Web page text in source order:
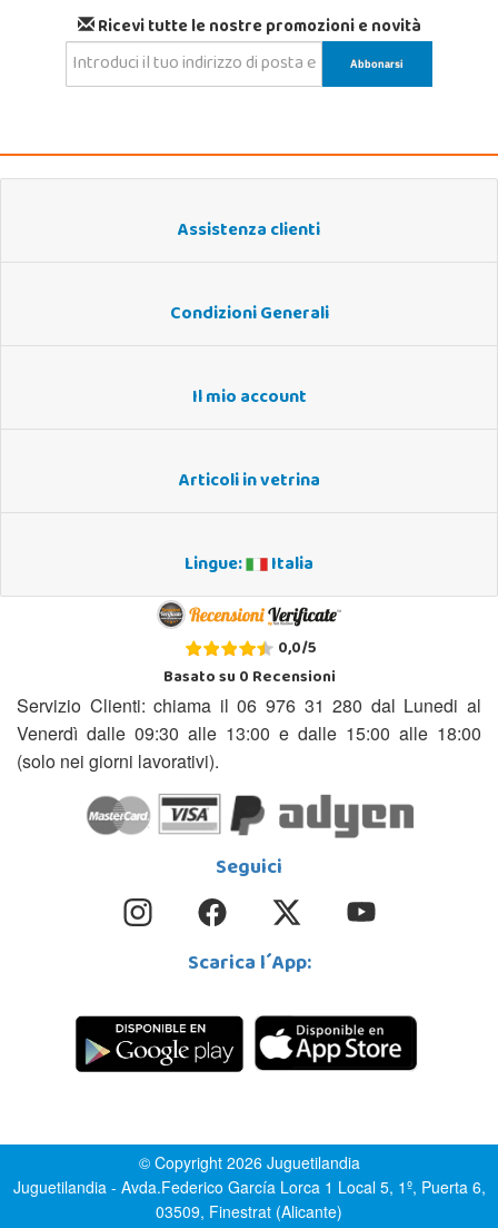
Ricevi tutte le nostre promozioni e novità
Assistenza clienti
Condizioni Generali
Il mio account
Articoli in vetrina
Lingue: Italia
0,0/5
Basato su0Recensioni
Servizio Clienti: chiama il 06 976 31 280 dal Lunedi al
Venerdì dalle 09:30 alle 13:00 e dalle 15:00 alle 18:00
(solo nei giorni lavorativi).
Seguici
Scarica l´App:
© Copyright 2026 Juguetilandia
Juguetilandia - Avda.Federico García Lorca 1 Local 5, 1º, Puerta 6,
03509, Finestrat (Alicante)